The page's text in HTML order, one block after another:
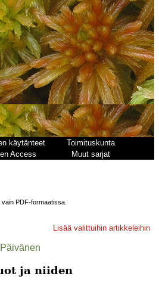
käytänteet
Toimituskunta
Access Muut sarjat
PDF-formaatissa.
Lisää valittuihin artikkeleihin
ja niiden